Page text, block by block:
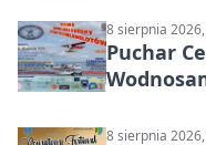
8 sierpnia
Puchar
8 sierpnia